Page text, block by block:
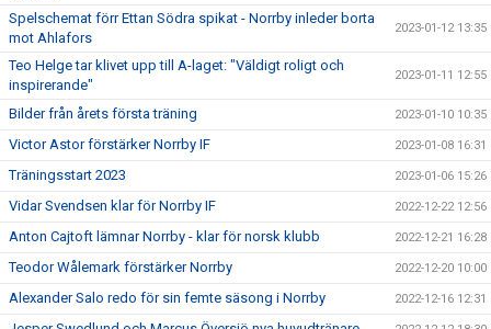
Spelschemat förr Ettan Södra spikat - Norrby inleder borta
mot Ahlafors
2023-01-12 13:35
Teo Helge tar klivet upp till A-laget: "Väldigt roligt och
inspirerande"
2023-01-11 12:55
Bilder från årets första träning 2023-01-10 10:35
Victor Astor förstärker Norrby IF 2023-01-08 16:31
Träningsstart 2023 2023-01-06 15:26
Vidar Svendsen klar för Norrby IF 2022-12-22 12:56
Anton Cajtoft lämnar Norrby - klar för norsk klubb 2022-12-21 16:28
Teodor Wålemark förstärker Norrby 2022-12-20 10:00
Alexander Salo redo för sin femte säsong i Norrby 2022-12-16 12:31